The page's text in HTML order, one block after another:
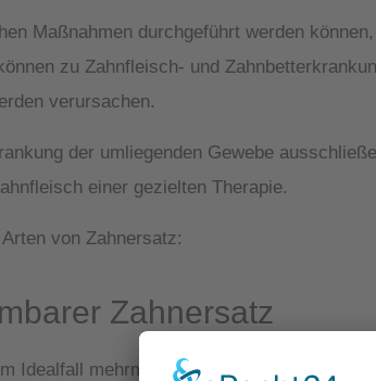
Maßnahmen durchgeführt werden
zu Zahnfleisch- und
verursachen.
der umliegenden Gewebe
einer gezielten Therapie.
von Zahnersatz:
Zahnersatz
Idealfall mehrmals täglich aus dem Mund